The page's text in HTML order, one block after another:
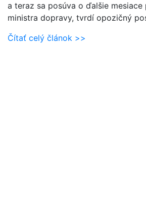
a teraz sa posúva o ďalšie mesiace
ministra dopravy, tvrdí opozičný
Čítať celý článok >>